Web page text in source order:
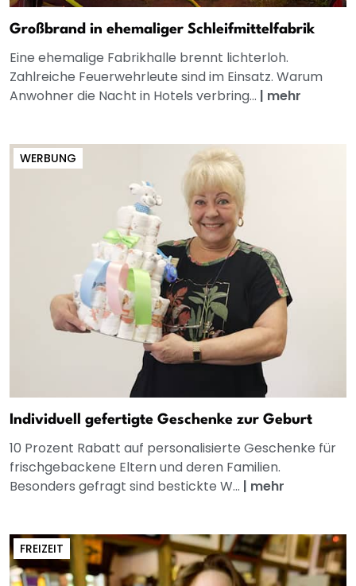
Großbrand in ehemaliger Schleifmittelfabrik
Eine ehemalige Fabrikhalle brennt lichterloh.
Zahlreiche Feuerwehrleute sind im Einsatz. Warum
Anwohner die Nacht in Hotels verbring... | mehr
WERBUNG
Individuell gefertigte Geschenke zur Geburt
10 Prozent Rabatt auf personalisierte Geschenke für
frischgebackene Eltern und deren Familien.
Besonders gefragt sind bestickte W... | mehr
FREIZEIT